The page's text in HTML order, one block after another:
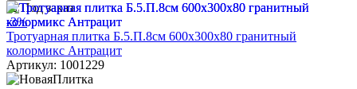
Под заказ
-3%
Тротуарная плитка Б.5.П.8см 600х300х80 гранитный
колормикс Антрацит
Артикул: 1001229